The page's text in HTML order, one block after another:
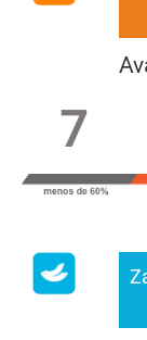
7